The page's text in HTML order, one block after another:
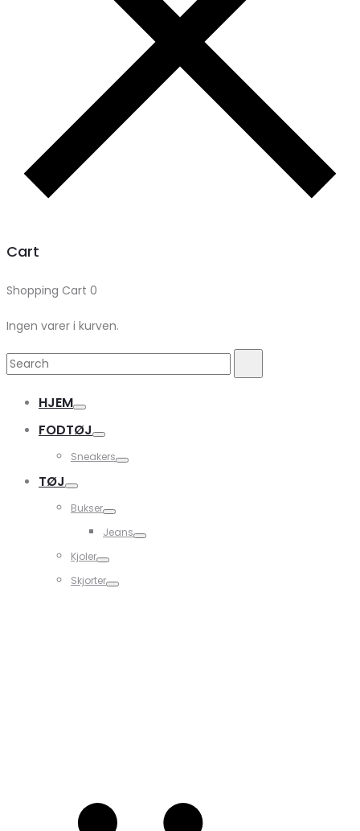
Cart
Shopping Cart 0
Ingen varer i kurven.
Search
HJEM
FODTØJ
Sneakers
TØJ
Bukser
Jeans
Kjoler
Skjorter